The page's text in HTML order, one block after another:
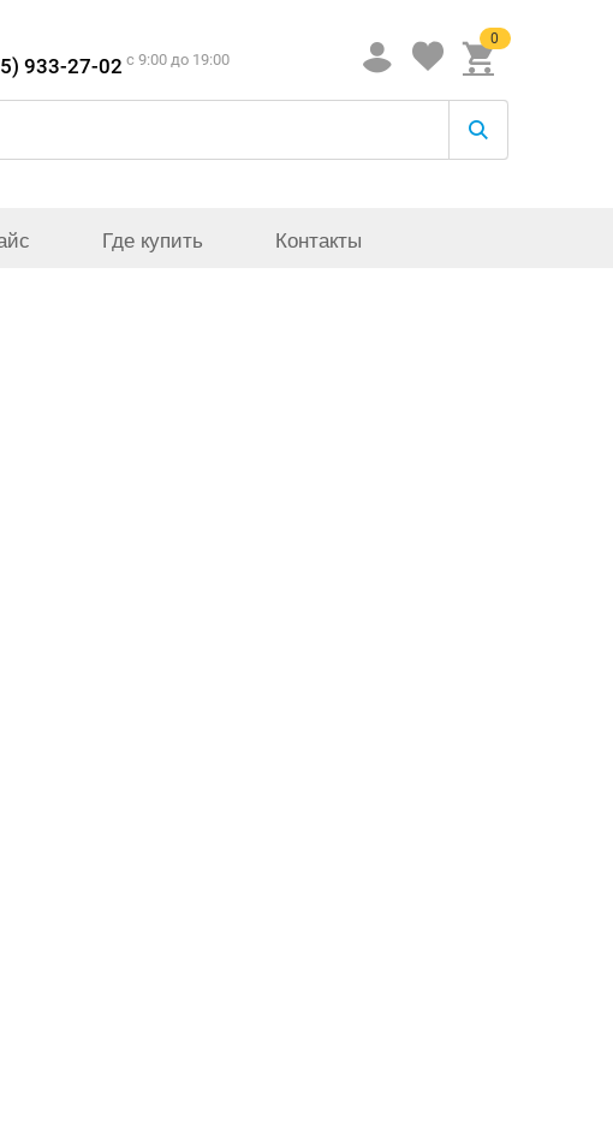
933-27-02 c 9:00 до 19:00
0
Где купить Контакты